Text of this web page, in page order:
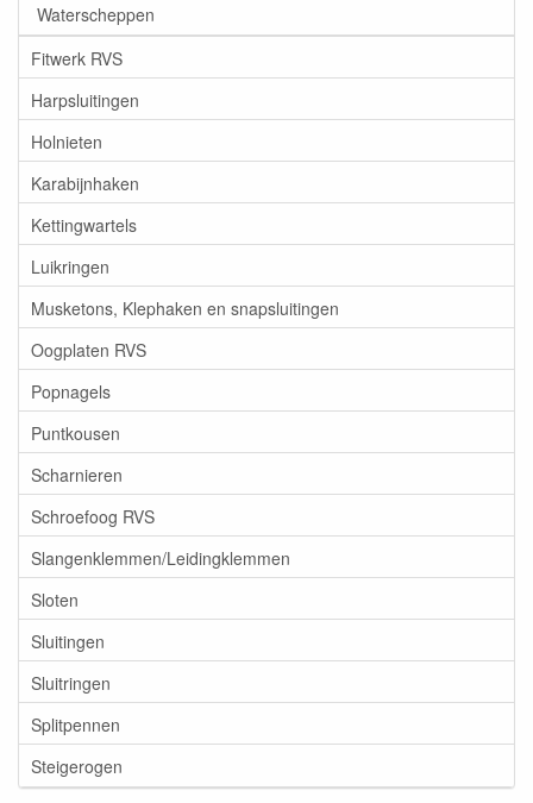
Waterscheppen
Fitwerk RVS
Harpsluitingen
Holnieten
Karabijnhaken
Kettingwartels
Luikringen
Musketons, Klephaken en snapsluitingen
Oogplaten RVS
Popnagels
Puntkousen
Scharnieren
Schroefoog RVS
Slangenklemmen/Leidingklemmen
Sloten
Sluitingen
Sluitringen
Splitpennen
Steigerogen